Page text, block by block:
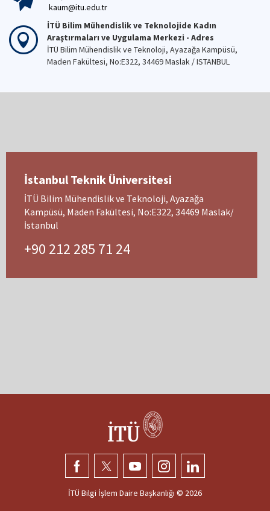
kaum@itu.edu.tr
İTÜ Bilim Mühendislik ve Teknolojide Kadın
Araştırmaları ve Uygulama Merkezi - Adres
İTÜ Bilim Mühendislik ve Teknoloji, Ayazağa Kampüsü,
Maden Fakültesi, No:E322, 34469 Maslak / ISTANBUL
İstanbul Teknik Üniversitesi
İTÜ Bilim Mühendislik ve Teknoloji, Ayazağa
Kampüsü, Maden Fakültesi, No:E322, 34469 Maslak/
İstanbul
+90 212 285 71 24
İTÜ Bilgi İşlem Daire Başkanlığı © 2026